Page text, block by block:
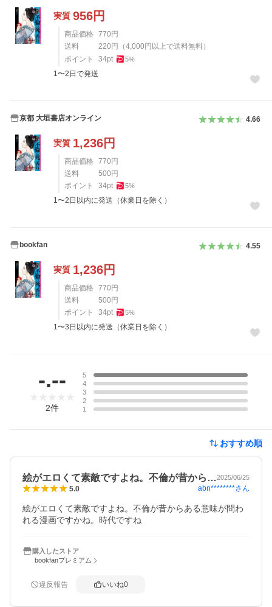
実質 956円
商品価格 770 円
送料
220 円 （4,000 円以上で送料無料）
ポイント
34pt 5%
1〜2日で発送
京都 大垣書店オンライン 4.66
実質 1,236円
商品価格 770 円
送料
500 円
ポイント
34pt 5%
1〜2日以内に発送（休業日を除く）
bookfan 4.55
実質 1,236円
商品価格 770 円
送料
500 円
ポイント
34pt 5%
1〜3日以内に発送（休業日を除く）
-.--
2件
5
4
3
2
1
おすすめ順
絵がエロくて素敵ですよね。不倫が昔から…2025/06/25
5.0 abn********さん
絵がエロくて素敵ですよね。不倫が昔からある意味が問わ
れる漫画ですかね。時代ですね
購入したストア
bookfanプレミアム
違反報告 いいね0